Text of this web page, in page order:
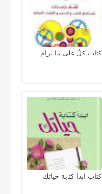
كتاب كلٌ على ما يرام
كتاب ابدأ كتابة حياتك